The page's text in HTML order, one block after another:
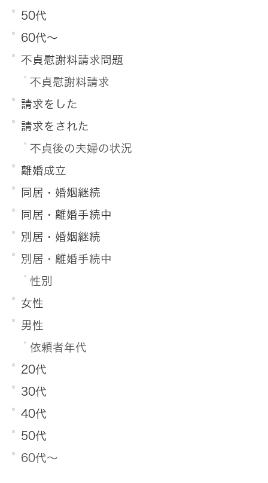
50代
60代～
不貞慰謝料請求問題
不貞慰謝料請求
請求をした
請求をされた
不貞後の夫婦の状況
離婚成立
同居・婚姻継続
同居・離婚手続中
別居・婚姻継続
別居・離婚手続中
性別
女性
男性
依頼者年代
20代
30代
40代
50代
60代～